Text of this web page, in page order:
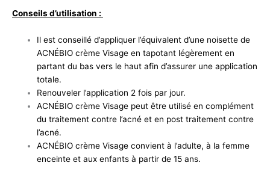
Conseils d’utilisation :
Il est conseillé d’appliquer l’équivalent d’une noisette de
ACNÉBIO crème Visage en tapotant légèrement en
partant du bas vers le haut afin d’assurer une application
totale.
Renouveler l’application 2 fois par jour.
ACNÉBIO crème Visage peut être utilisé en complément
du traitement contre l’acné et en post traitement contre
l’acné.
ACNÉBIO crème Visage convient à l’adulte, à la femme
enceinte et aux enfants à partir de 15 ans.